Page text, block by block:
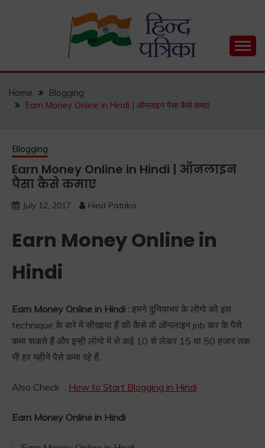
HIND PATRIKA
Status, Hindi Quotes, Hindi Inspirational Stories, Hindi
Home
Blogging
Earn Money Online in Hindi | ऑनलाइन पैसा कैसे कमाए
Blogging
Earn Money Online in Hindi | ऑनलाइन
पैसा कैसे कमाए
July 12, 2017 Hind Patrika
Earn Money Online in
Hindi
Earn Money Online in Hindi : हमने दुनियाभर के लोगो को इस
technique के बारे में सीखाया हैं की कैसे वो ऑनलाइन job कर के पैसे
कमा सकते हैं और इन्ही लोगो में से कई 10 से लेकर 15 या 50 हजार तक
भी हर महीने पैसे कमा रहे हैं.
Also Check : How to Start Blogging in Hindi
Earn Money Online in Hindi